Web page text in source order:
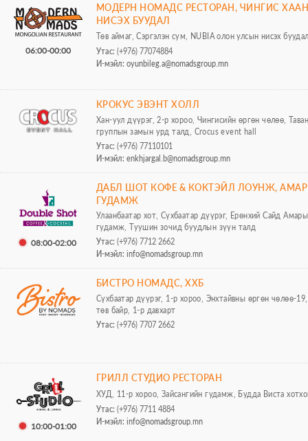
06:00-00:00
МОДЕРН НОМАДС РЕСТОРАН, ЧИНГИС
НИСЭХ БУУДАЛ
Төв аймаг, Сэргэлэн сум, NUBIA олон улсын нисэх
Утас: (+976) 77074884
И-мэйл: oyunbileg.a@nomadsgroup.mn
КРОКУС ЭВЭНТ ХОЛЛ
Хан-уул дүүрэг, 2-р хороо, Чингисийн өргөн чөлөө,
группын замын урд талд, Crocus event hall
Утас: (+976) 77110101
И-мэйл: enkhjargal.b@nomadsgroup.mn
08:00-02:00
ДАБЛ ШОТ КОФЕ & КОКТЭЙЛ ЛОУНЖ,
ГУДАМЖ
Улаанбаатар хот, Сүхбаатар дүүрэг, Ерөнхий Сайд
гудамж, Туушин зочид буудлын зүүн талд
Утас: (+976) 7712 2662
И-мэйл: info@nomadsgroup.mn
БИСТРО НОМАДС, ХХБ
Сүхбаатар дүүрэг, 1-р хороо, Энхтайвны өргөн чөлөө-
төв байр, 1-р давхарт
Утас: (+976) 7707 2662
10:00-01:00
ГРИЛЛ СТУДИО РЕСТОРАН
ХУД, 11-р хороо, Зайсангийн гудамж, Будда Виста
Утас: (+976) 7711 4884
И-мэйл: info@nomadsgroup.mn